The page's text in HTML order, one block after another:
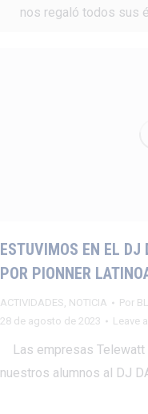
nos regaló todos sus
ESTUVIMOS EN EL DJ
POR PIONNER
ACTIVIDADES, NOTICIA Por
28 de agosto de 2023
Leave
Las empresas Telewatt
nuestros alumnos al DJ